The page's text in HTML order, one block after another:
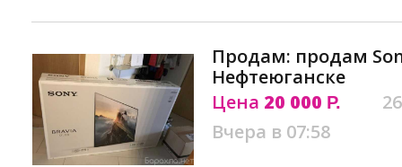
Продам: продам
Нефтеюганске
Цена 20 000 Р.
Вчера в 07:58